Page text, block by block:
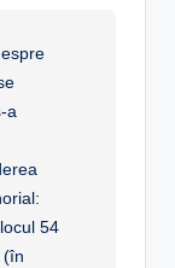
a
54
(în